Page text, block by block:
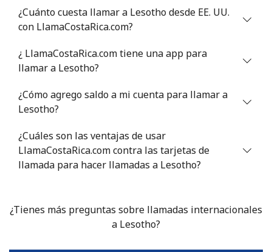
Luxembourg
Celular ⁦26.5¢⁩
¿Cuánto cuesta llamar a Lesotho desde EE. UU.
con LlamaCostaRica.com?
¿ LlamaCostaRica.com tiene una app para
llamar a Lesotho?
¿Cómo agrego saldo a mi cuenta para llamar a
Lesotho?
¿Cuáles son las ventajas de usar
LlamaCostaRica.com contra las tarjetas de
llamada para hacer llamadas a Lesotho?
¿Tienes más preguntas sobre llamadas internacionales
a Lesotho?